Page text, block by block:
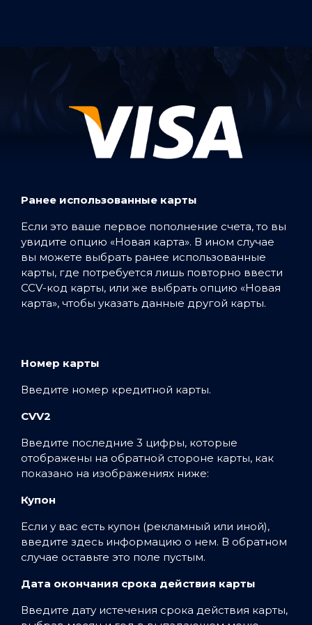
Ранее использованные карты
Если это ваше первое пополнение счета, то вы
увидите опцию «Новая карта». В ином случае
вы можете выбрать ранее использованные
карты, где потребуется лишь повторно ввести
CCV-код карты, или же выбрать опцию «Новая
карта», чтобы указать данные другой карты.
Номер карты
Введите номер кредитной карты.
CVV2
Введите последние 3 цифры, которые
отображены на обратной стороне карты, как
показано на изображениях ниже:
Купон
Если у вас есть купон (рекламный или иной),
введите здесь информацию о нем. В обратном
случае оставьте это поле пустым.
Дата окончания срока действия карты
Введите дату истечения срока действия карты,